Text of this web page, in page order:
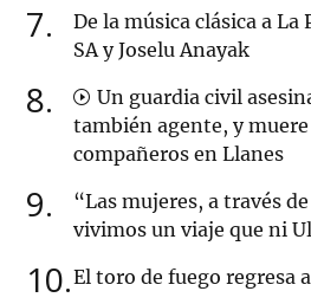
7
De la música clásica a La
SA y Joselu Anayak
8
Un guardia civil
también agente, y
compañeros en Llanes
9
“Las mujeres, a través
vivimos un viaje que ni
10 El toro de fuego regresa